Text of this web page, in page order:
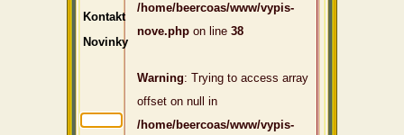
/home/beercoas/www/vypis-
nove.php on line 38
Warning: Trying to access array
offset on null in
/home/beercoas/www/vypis-
Kontakt
Novinky